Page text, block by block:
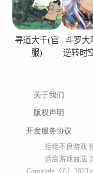
寻道大千(官
服)
斗罗大
逆转时
关于我们
版权声明
开发服务协议
拒绝不良游戏
适度游戏益脑